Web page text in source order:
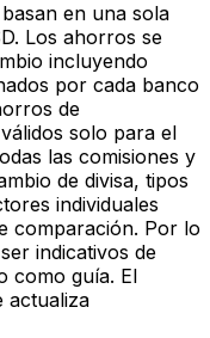
en una sola
Los ahorros se
incluyendo
por cada banco
de
solo para el
las comisiones y
de divisa, tipos
individuales
comparación. Por lo
indicativos de
como guía. El
actualiza